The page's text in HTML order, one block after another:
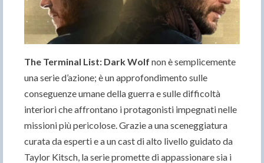
The Terminal List: Dark Wolf non è semplicemente
una serie d’azione; è un approfondimento sulle
conseguenze umane della guerra e sulle difficoltà
interiori che affrontano i protagonisti impegnati nelle
missioni più pericolose. Grazie a una sceneggiatura
curata da esperti e a un cast di alto livello guidato da
Taylor Kitsch, la serie promette di appassionare sia i